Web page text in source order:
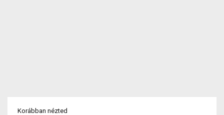
Korábban nézted